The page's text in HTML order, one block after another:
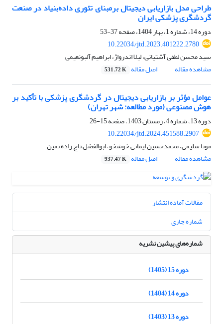
طراحی مدل بازاریابی دیجیتال برمبنای تئوری داده‌بنیاد در صنعت
گردشگری پزشکی ایران
دوره 14، شماره 1، بهار 1404، صفحه
37-53
10.22034/jtd.2023.401222.2780
سید محسن لطفی آشتیانی، لیلا اندرواژ، ابراهیم آلبونعیمی
مشاهده مقاله
اصل مقاله 531.72 K
عوامل مؤثر بر بازاریابی دیجیتال در گردشگری پزشکی با تأکید بر
هوش مصنوعی (مورد مطالعه: شهر تهران)
دوره 13، شماره 4، زمستان 1403، صفحه
15-26
10.22034/jtd.2024.451588.2907
مونا سلیمی، محمدحسین ایمانی خوشخو، ابوالفضل تاج زاده نمین
مشاهده مقاله
اصل مقاله 937.47 K
مقالات آماده انتشار
شماره جاری
شماره‌های پیشین نشریه
دوره 15 (1405)
دوره 14 (1404)
دوره 13 (1403)